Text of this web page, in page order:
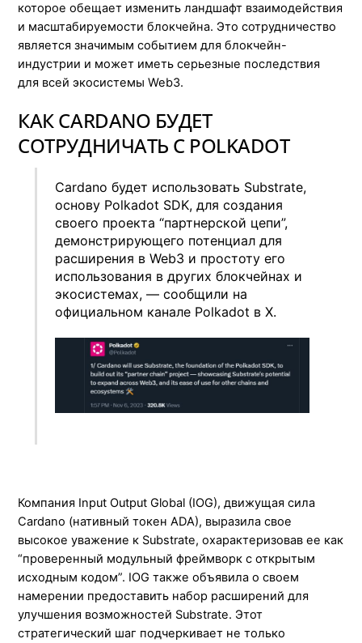
которое обещает изменить ландшафт взаимодействия
и масштабируемости блокчейна. Это сотрудничество
является значимым событием для блокчейн-
индустрии и может иметь серьезные последствия
для всей экосистемы Web3.
КАК CARDANO БУДЕТ
СОТРУДНИЧАТЬ С POLKADOT
Cardano будет использовать Substrate,
основу Polkadot SDK, для создания
своего проекта “партнерской цепи”,
демонстрирующего потенциал для
расширения в Web3 и простоту его
использования в других блокчейнах и
экосистемах, — сообщили на
официальном канале Polkadot в X.
Компания Input Output Global (IOG), движущая сила
Cardano (нативный токен ADA), выразила свое
высокое уважение к Substrate, охарактеризовав ее как
“проверенный модульный фреймворк с открытым
исходным кодом”. IOG также объявила о своем
намерении предоставить набор расширений для
улучшения возможностей Substrate. Этот
стратегический шаг подчеркивает не только